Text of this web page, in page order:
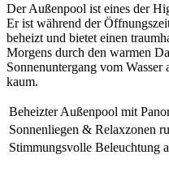
Der Außenpool ist eines der
Er ist während der
beheizt und bietet einen
Morgens durch den warmen
Sonnenuntergang vom Wasser
kaum.
Beheizter Außenpool mit
Sonnenliegen & Relaxzonen
Stimmungsvolle Beleuchtung